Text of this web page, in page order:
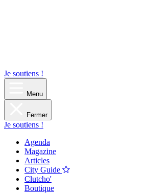
Je soutiens !
Menu
Fermer
Je soutiens !
Agenda
Magazine
Articles
City Guide
Clutcho'
Boutique